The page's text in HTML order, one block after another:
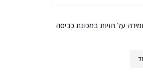
על חזיות במכונת כביסה